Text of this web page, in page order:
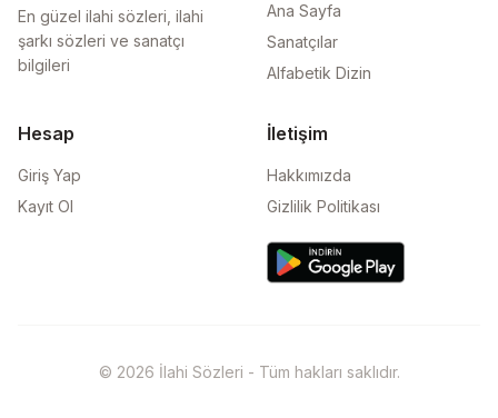
En güzel ilahi sözleri, ilahi
şarkı sözleri ve sanatçı
bilgileri
Ana Sayfa
Sanatçılar
Alfabetik Dizin
Hesap
Giriş Yap
Kayıt Ol
İletişim
Hakkımızda
Gizlilik Politikası
© 2026 İlahi Sözleri - Tüm hakları saklıdır.